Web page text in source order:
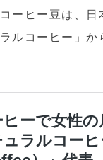
ーヒー豆は、日
ルコーヒー」か